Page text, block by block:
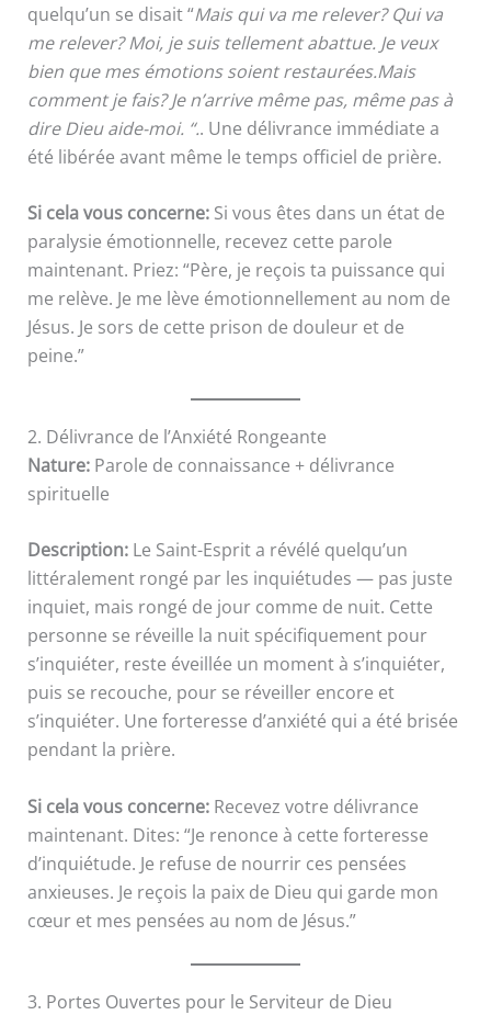
quelqu’un se disait “Mais qui va me relever? Qui va
me relever? Moi, je suis tellement abattue. Je veux
bien que mes émotions soient restaurées.Mais
comment je fais? Je n’arrive même pas, même pas à
dire Dieu aide-moi. “.. Une délivrance immédiate a
été libérée avant même le temps officiel de prière.
Si cela vous concerne:Si vous êtes dans un état de
paralysie émotionnelle, recevez cette parole
maintenant. Priez: “Père, je reçois ta puissance qui
me relève. Je me lève émotionnellement au nom de
Jésus. Je sors de cette prison de douleur et de
peine.”
2. Délivrance de l’Anxiété Rongeante
Nature:Parole de connaissance + délivrance
spirituelle
Description:Le Saint-Esprit a révélé quelqu’un
littéralement rongé par les inquiétudes — pas juste
inquiet, mais rongé de jour comme de nuit. Cette
personne se réveille la nuit spécifiquement pour
s’inquiéter, reste éveillée un moment à s’inquiéter,
puis se recouche, pour se réveiller encore et
s’inquiéter. Une forteresse d’anxiété qui a été brisée
pendant la prière.
Si cela vous concerne:Recevez votre délivrance
maintenant. Dites: “Je renonce à cette forteresse
d’inquiétude. Je refuse de nourrir ces pensées
anxieuses. Je reçois la paix de Dieu qui garde mon
cœur et mes pensées au nom de Jésus.”
3. Portes Ouvertes pour le Serviteur de Dieu